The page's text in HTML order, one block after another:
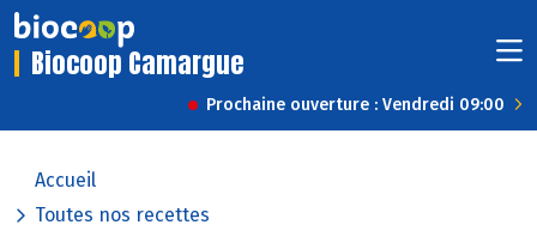
Biocoop Camargue
Prochaine ouverture : Vendredi 09:00
Accueil
Toutes nos recettes